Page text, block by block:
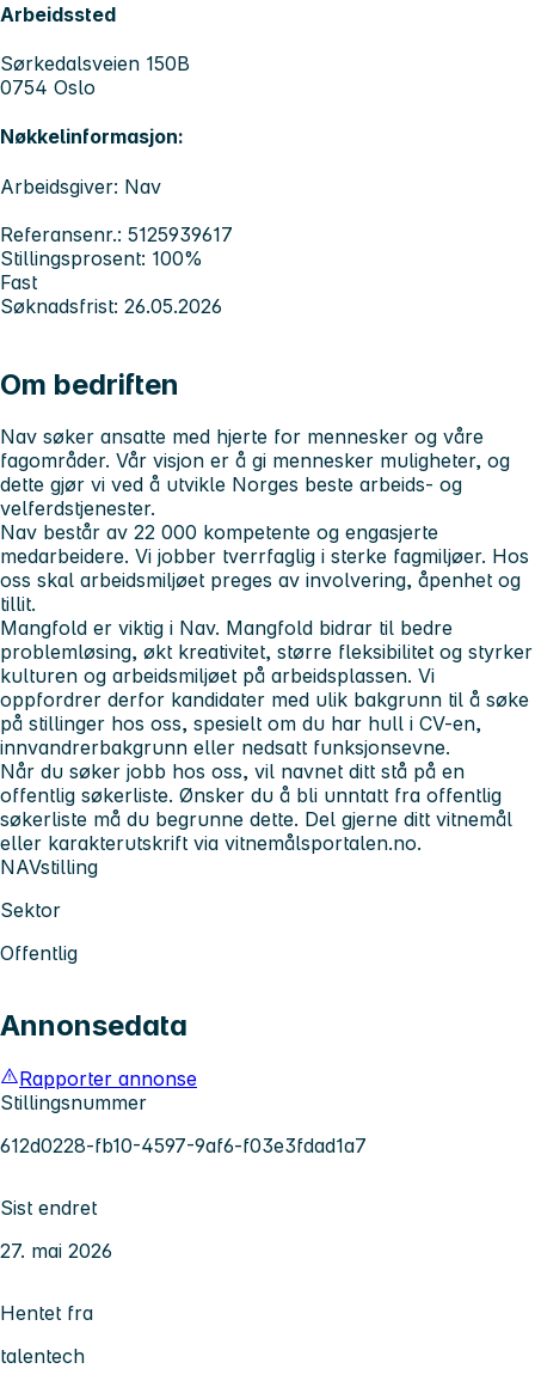
Arbeidssted
Sørkedalsveien 150B
0754 Oslo
Nøkkelinformasjon:
Arbeidsgiver: Nav
Referansenr.: 5125939617
Stillingsprosent: 100%
Fast
Søknadsfrist: 26.05.2026
Om bedriften
Nav søker ansatte med hjerte for mennesker og våre
fagområder. Vår visjon er å gi mennesker muligheter, og
dette gjør vi ved å utvikle Norges beste arbeids- og
velferdstjenester.
Nav består av 22 000 kompetente og engasjerte
medarbeidere. Vi jobber tverrfaglig i sterke fagmiljøer. Hos
oss skal arbeidsmiljøet preges av involvering, åpenhet og
tillit.
Mangfold er viktig i Nav. Mangfold bidrar til bedre
problemløsing, økt kreativitet, større fleksibilitet og styrker
kulturen og arbeidsmiljøet på arbeidsplassen. Vi
oppfordrer derfor kandidater med ulik bakgrunn til å søke
på stillinger hos oss, spesielt om du har hull i CV-en,
innvandrerbakgrunn eller nedsatt funksjonsevne.
Når du søker jobb hos oss, vil navnet ditt stå på en
offentlig søkerliste. Ønsker du å bli unntatt fra offentlig
søkerliste må du begrunne dette. Del gjerne ditt vitnemål
eller karakterutskrift via vitnemålsportalen.no.
NAVstilling
Sektor
Offentlig
Annonsedata
Rapporter annonse
Stillingsnummer
612d0228-fb10-4597-9af6-f03e3fdad1a7
Sist endret
27. mai 2026
Hentet fra
talentech